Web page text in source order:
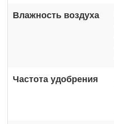
Влажность воздуха
Частота удобрения